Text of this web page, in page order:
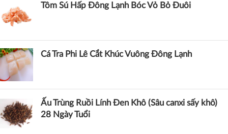
Tôm Sú Hấp Đông Lạnh Bóc Vỏ Bỏ Đuôi
Cá Tra Phi Lê Cắt Khúc Vuông Đông Lạnh
Ấu Trùng Ruồi Lính Đen Khô (Sâu canxi sấy khô)
28 Ngày Tuổi